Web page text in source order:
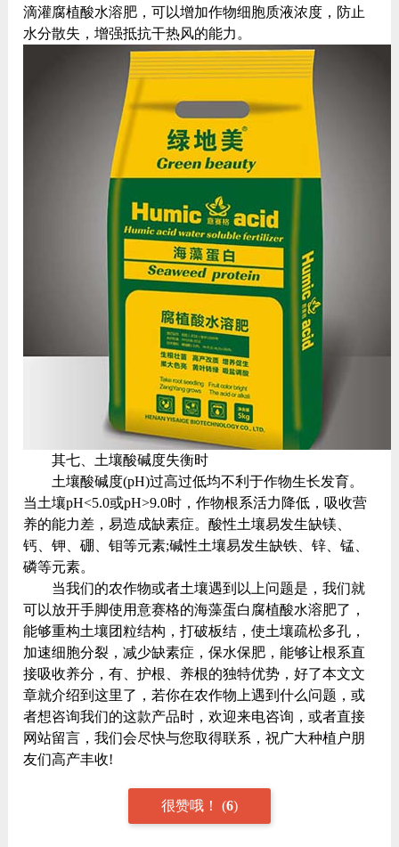
滴灌腐植酸水溶肥，可以增加作物细胞质液浓度，防止
水分散失，增强抵抗干热风的能力。
其七、土壤酸碱度失衡时
土壤酸碱度(pH)过高过低均不利于作物生长发育。
当土壤pH<5.0或pH>9.0时，作物根系活力降低，吸收营
养的能力差，易造成缺素症。酸性土壤易发生缺镁、
钙、钾、硼、钼等元素;碱性土壤易发生缺铁、锌、锰、
磷等元素。
当我们的农作物或者土壤遇到以上问题是，我们就
可以放开手脚使用意赛格的海藻蛋白腐植酸水溶肥了，
能够重构土壤团粒结构，打破板结，使土壤疏松多孔，
加速细胞分裂，减少缺素症，保水保肥，能够让根系直
接吸收养分，有、护根、养根的独特优势，好了本文文
章就介绍到这里了，若你在农作物上遇到什么问题，或
者想咨询我们的这款产品时，欢迎来电咨询，或者直接
网站留言，我们会尽快与您取得联系，祝广大种植户朋
友们高产丰收!
很赞哦！ (6)